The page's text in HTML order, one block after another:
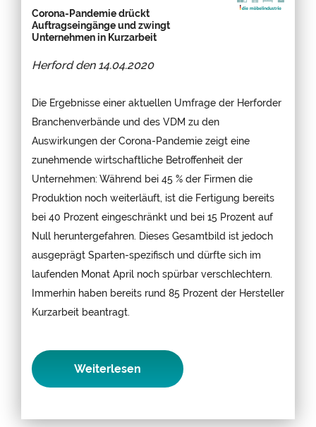
Corona-Pandemie drückt
Auftragseingänge und zwingt
Unternehmen in Kurzarbeit
Herford den 14.04.2020
Die Ergebnisse einer aktuellen Umfrage der Herforder
Branchenverbände und des VDM zu den
Auswirkungen der Corona-Pandemie zeigt eine
zunehmende wirtschaftliche Betroffenheit der
Unternehmen: Während bei 45 % der Firmen die
Produktion noch weiterläuft, ist die Fertigung bereits
bei 40 Prozent eingeschränkt und bei 15 Prozent auf
Null heruntergefahren. Dieses Gesamtbild ist jedoch
ausgeprägt Sparten-spezifisch und dürfte sich im
laufenden Monat April noch spürbar verschlechtern.
Immerhin haben bereits rund 85 Prozent der Hersteller
Kurzarbeit beantragt.
Weiterlesen